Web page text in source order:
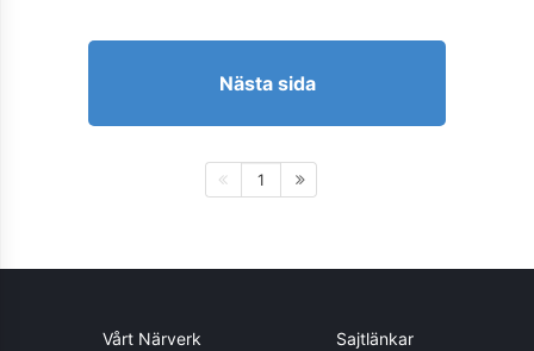
Nästa sida
1
Vårt Närverk Sajtlänkar